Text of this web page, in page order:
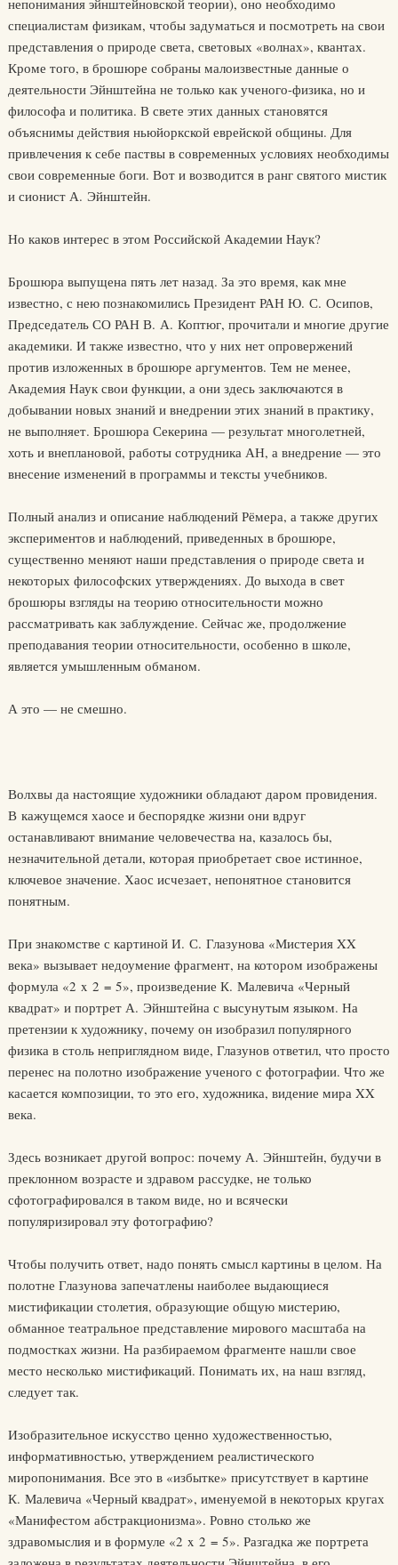
непонимания эйнштейновской теории), оно необходимо
специалистам физикам, чтобы задуматься и посмотреть на свои
представления о природе света, световых «волнах», квантах.
Кроме того, в брошюре собраны малоизвестные данные о
деятельности Эйнштейна не только как ученого-физика, но и
философа и политика. В свете этих данных становятся
объяснимы действия ньюйоркской еврейской общины. Для
привлечения к себе паствы в современных условиях необходимы
свои современные боги. Вот и возводится в ранг святого мистик
и сионист А. Эйнштейн.
Но каков интерес в этом Российской Академии Наук?
Брошюра выпущена пять лет назад. За это время, как мне
известно, с нею познакомились Президент РАН Ю. С. Осипов,
Председатель СО РАН В. А. Коптюг, прочитали и многие другие
академики. И также известно, что у них нет опровержений
против изложенных в брошюре аргументов. Тем не менее,
Академия Наук свои функции, а они здесь заключаются в
добывании новых знаний и внедрении этих знаний в практику,
не выполняет. Брошюра Секерина — результат многолетней,
хоть и внеплановой, работы сотрудника АН, а внедрение — это
внесение изменений в программы и тексты учебников.
Полный анализ и описание наблюдений Рёмера, а также других
экспериментов и наблюдений, приведенных в брошюре,
существенно меняют наши представления о природе света и
некоторых философских утверждениях. До выхода в свет
брошюры взгляды на теорию относительности можно
рассматривать как заблуждение. Сейчас же, продолжение
преподавания теории относительности, особенно в школе,
является умышленным обманом.
А это — не смешно.
Волхвы да настоящие художники обладают даром провидения.
В кажущемся хаосе и беспорядке жизни они вдруг
останавливают внимание человечества на, казалось бы,
незначительной детали, которая приобретает свое истинное,
ключевое значение. Хаос исчезает, непонятное становится
понятным.
При знакомстве с картиной И. С. Глазунова «Мистерия XX
века» вызывает недоумение фрагмент, на котором изображены
формула «2 x 2 = 5», произведение К. Малевича «Черный
квадрат» и портрет А. Эйнштейна с высунутым языком. На
претензии к художнику, почему он изобразил популярного
физика в столь неприглядном виде, Глазунов ответил, что просто
перенес на полотно изображение ученого с фотографии. Что же
касается композиции, то это его, художника, видение мира XX
века.
Здесь возникает другой вопрос: почему А. Эйнштейн, будучи в
преклонном возрасте и здравом рассудке, не только
сфотографировался в таком виде, но и всячески
популяризировал эту фотографию?
Чтобы получить ответ, надо понять смысл картины в целом. На
полотне Глазунова запечатлены наиболее выдающиеся
мистификации столетия, образующие общую мистерию,
обманное театральное представление мирового масштаба на
подмостках жизни. На разбираемом фрагменте нашли свое
место несколько мистификаций. Понимать их, на наш взгляд,
следует так.
Изобразительное искусство ценно художественностью,
информативностью, утверждением реалистического
миропонимания. Все это в «избытке» присутствует в картине
К. Малевича «Черный квадрат», именуемой в некоторых кругах
«Манифестом абстракционизма». Ровно столько же
здравомыслия и в формуле «2 x 2 = 5». Разгадка же портрета